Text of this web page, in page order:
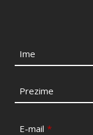
Ime
Prezime
E-mail *